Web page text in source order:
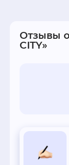
Отзывы о
CITY»